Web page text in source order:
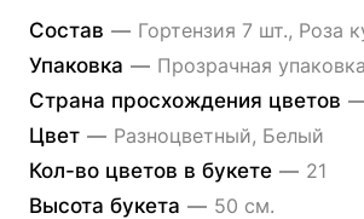
Состав — Гортензия 7 шт., Роза
Упаковка — Прозрачная
Страна просхождения цветов
Цвет — Разноцветный, Белый
Кол-во цветов в букете — 21
Высота букета — 50 см.